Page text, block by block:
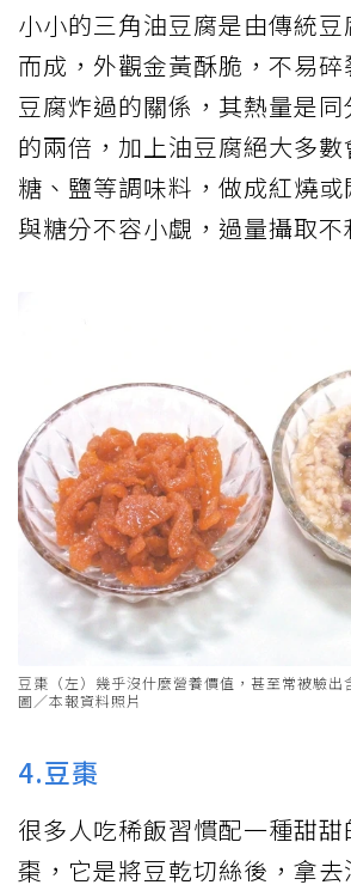
炸豆皮吃多易增加心血管疾病風險。圖／
2.炸豆皮
炸豆皮口感雖然舒爽，但實際
的製程是將浮在豆漿上頭的
炸，以延長保存期限及增加口
最好還是選擇少加工的濕豆
油豆腐熱量是同分量的板豆腐的兩倍。圖／本報